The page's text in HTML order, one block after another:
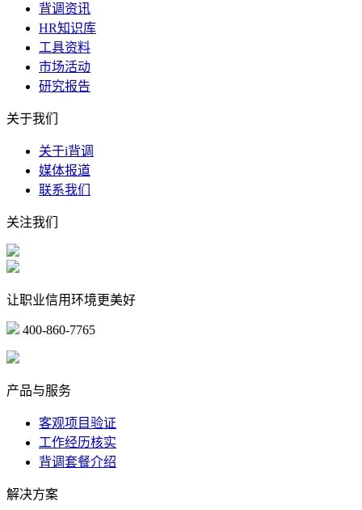
背调资讯
HR知识库
工具资料
市场活动
研究报告
关于我们
关于i背调
媒体报道
联系我们
关注我们
让职业信用环境更美好
400-860-7765
产品与服务
客观项目验证
工作经历核实
背调套餐介绍
解决方案